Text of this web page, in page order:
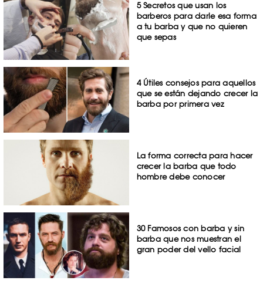
5 Secretos que usan los
barberos para darle esa forma
a tu barba y que no quieren
que sepas
4 Útiles consejos para aquellos
que se están dejando crecer la
barba por primera vez
La forma correcta para hacer
crecer la barba que todo
hombre debe conocer
30 Famosos con barba y sin
barba que nos muestran el
gran poder del vello facial